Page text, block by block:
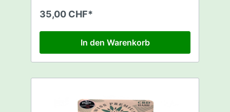
dieser extrem harten und kleinen
Kieselsteine ist erdig und sandig. Ihre Kraft
35,00 CHF*
In den Warenkorb